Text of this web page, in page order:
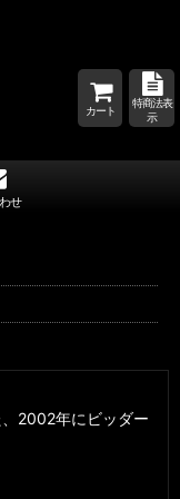
カート
特商法表
示
せ
2002年にビッダー